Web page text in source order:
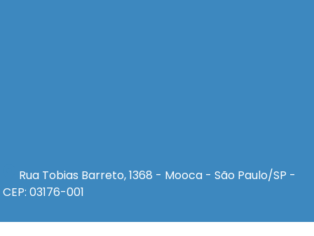
Rua Tobias Barreto, 1368 - Mooca - São Paulo/SP -
CEP: 03176-001